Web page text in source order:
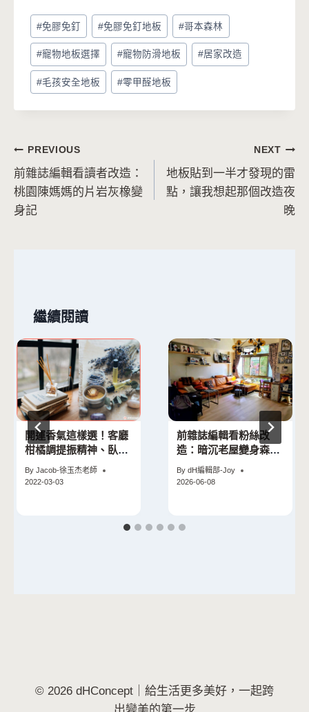
Post
Tags:
#免膠免釘 #免膠免釘地板 #哥本森林
#寵物地板選擇 #寵物防滑地板 #居家改造
#毛孩安全地板 #零甲醛地板
文
章
導
PREVIOUS
前雜誌編輯看讀者改造：
桃園陳媽媽的片岩灰橡變
身記
NEXT
地板貼到一半才發現的雷
點，讓我想起那個改造夜
晚
繼續閱讀
開運香氣這樣選！客廳
柑橘調提振精神、臥房
花香調安穩入眠
By Jacob-徐玉杰老師
2022-03-03
前雜誌編輯看粉絲改
造：暗沉老屋變身森系
美宅的設計巧思
By dH編輯部-Joy
2026-06-08
© 2026 dHConcept｜給生活更多美好，一起跨